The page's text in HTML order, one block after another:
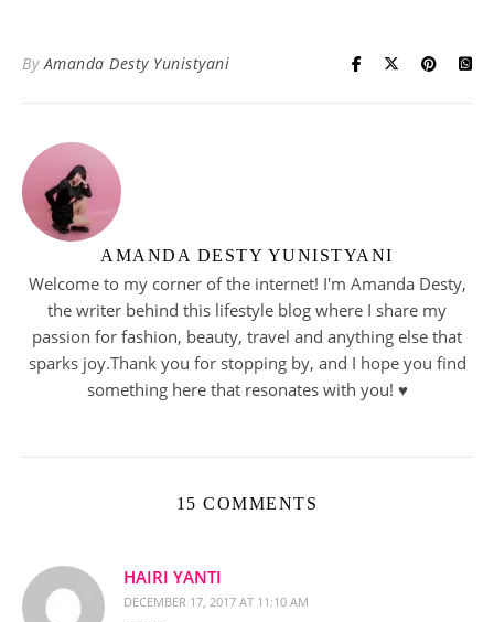
ByAmanda Desty Yunistyani
AMANDA DESTY YUNISTYANI
Welcome to my corner of the internet! I'm Amanda Desty,
the writer behind this lifestyle blog where I share my
passion for fashion, beauty, travel and anything else that
sparks joy.Thank you for stopping by, and I hope you find
something here that resonates with you! ♥︎
15 COMMENTS
HAIRI YANTI
DECEMBER 17, 2017 AT 11:10 AM